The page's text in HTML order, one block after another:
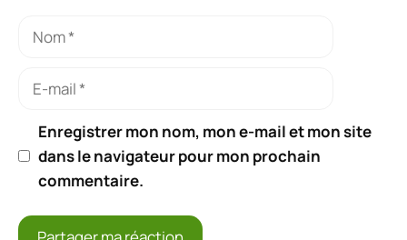
Nom
Enregistrer mon nom, mon e-mail et mon site
dans le navigateur pour mon prochain
commentaire.